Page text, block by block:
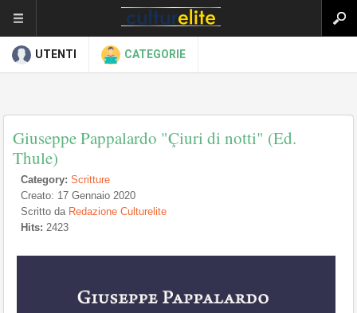
UTENTI CATEGORIE
Giuseppe Pappalardo "Çiuri di notti" (Ed.
Thule)
Category: Scritture
Creato: 17 Gennaio 2020
Scritto da Redazione Culturelite
Hits: 2423